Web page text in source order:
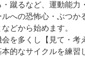
蹴るなど、運動能力
への恐怖心・ぶつか
どから始めます。
を多くし【見て・考
的なサイクルを練習